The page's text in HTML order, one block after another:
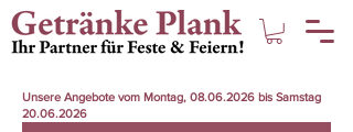
Unsere Angebote vom Montag, 08.06.2026 bis Samstag
20.06.2026